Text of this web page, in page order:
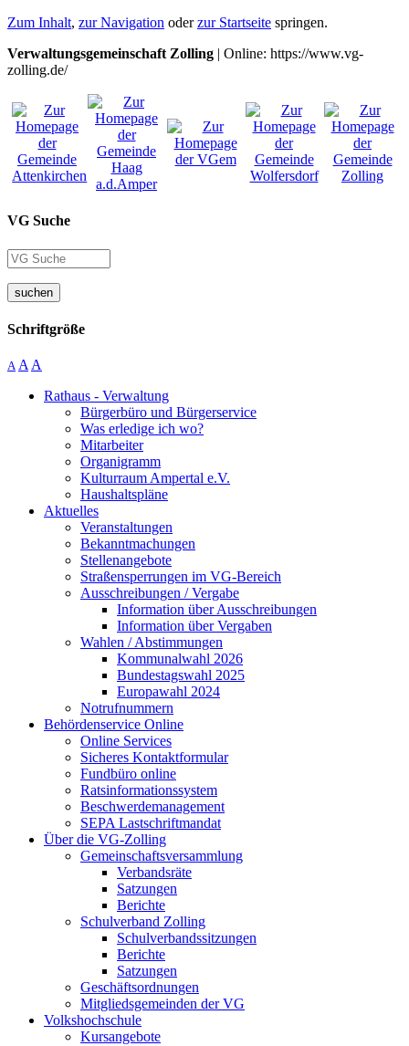
Zum Inhalt, zur Navigation oderzur Startseite springen.
Verwaltungsgemeinschaft Zolling | Online: https://www.vg-
zolling.de/
VG Suche
suchen
Schriftgröße
A A A
Rathaus - Verwaltung
Bürgerbüro und Bürgerservice
Was erledige ich wo?
Mitarbeiter
Organigramm
Kulturraum Ampertal e.V.
Haushaltspläne
Aktuelles
Veranstaltungen
Bekanntmachungen
Stellenangebote
Straßensperrungen im VG-Bereich
Ausschreibungen / Vergabe
Information über Ausschreibungen
Information über Vergaben
Wahlen / Abstimmungen
Kommunalwahl 2026
Bundestagswahl 2025
Europawahl 2024
Notrufnummern
Behördenservice Online
Online Services
Sicheres Kontaktformular
Fundbüro online
Ratsinformationssystem
Beschwerdemanagement
SEPA Lastschriftmandat
Über die VG-Zolling
Gemeinschaftsversammlung
Verbandsräte
Satzungen
Berichte
Schulverband Zolling
Schulverbandssitzungen
Berichte
Satzungen
Geschäftsordnungen
Mitgliedsgemeinden der VG
Volkshochschule
Kursangebote